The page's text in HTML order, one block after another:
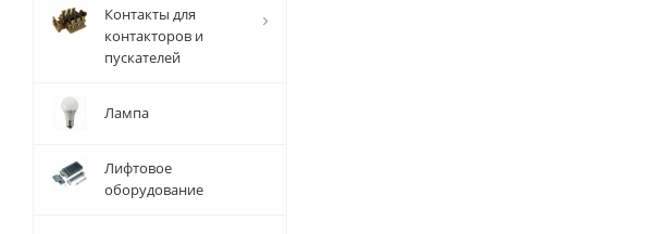
Контакты для
контакторов и
пускателей
Лампа
Лифтовое
оборудование